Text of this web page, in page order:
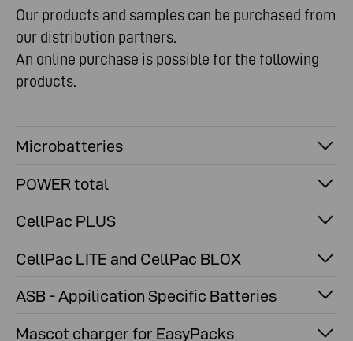
Our products and samples can be purchased from
our distribution partners.
An online purchase is possible for the following
products.
Microbatteries
POWER total
CellPac PLUS
CellPac LITE and CellPac BLOX
ASB - Appilication Specific Batteries
Mascot charger for EasyPacks